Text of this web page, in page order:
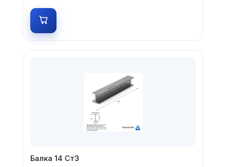
Балка 14 Ст3